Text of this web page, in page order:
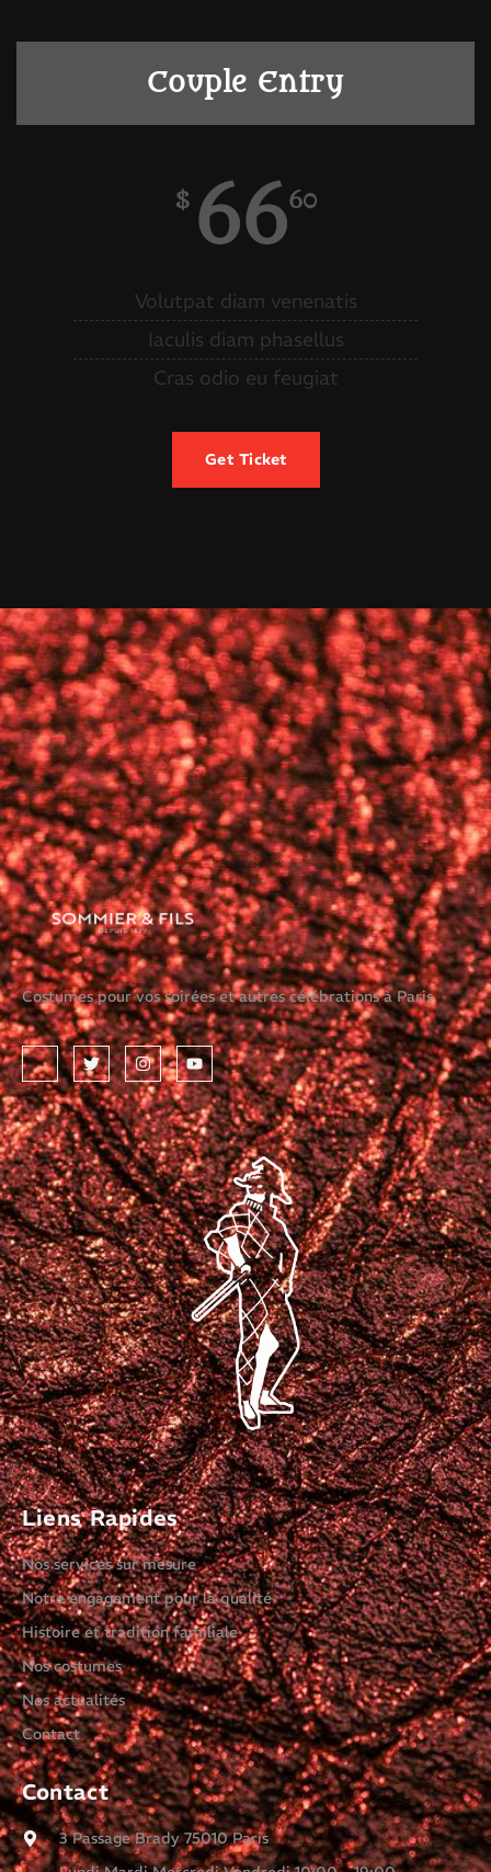
Couple Entry
$ 6660
Volutpat diam venenatis
Iaculis diam phasellus
Cras odio eu feugiat
Get Ticket
Costumes pour vos soirées et autres célébrations à Paris
Liens Rapides
Nos services sur mesure
Notre engagement pour la qualité
Histoire et tradition familiale
Nos costumes
Nos actualités
Contact
Contact
3 Passage Brady 75010 Paris